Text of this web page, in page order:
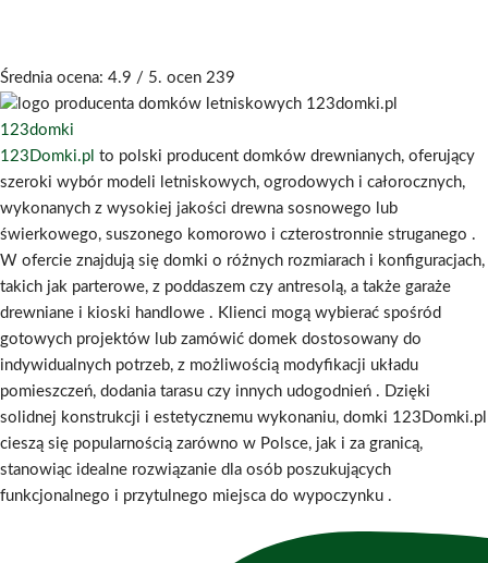
Średnia ocena: 4.9 / 5. ocen 239
123domki
123Domki.pl to polski producent domków drewnianych, oferujący
szeroki wybór modeli letniskowych, ogrodowych i całorocznych,
wykonanych z wysokiej jakości drewna sosnowego lub
świerkowego, suszonego komorowo i czterostronnie struganego .
W ofercie znajdują się domki o różnych rozmiarach i konfiguracjach,
takich jak parterowe, z poddaszem czy antresolą, a także garaże
drewniane i kioski handlowe . Klienci mogą wybierać spośród
gotowych projektów lub zamówić domek dostosowany do
indywidualnych potrzeb, z możliwością modyfikacji układu
pomieszczeń, dodania tarasu czy innych udogodnień . Dzięki
solidnej konstrukcji i estetycznemu wykonaniu, domki 123Domki.pl
cieszą się popularnością zarówno w Polsce, jak i za granicą,
stanowiąc idealne rozwiązanie dla osób poszukujących
funkcjonalnego i przytulnego miejsca do wypoczynku .